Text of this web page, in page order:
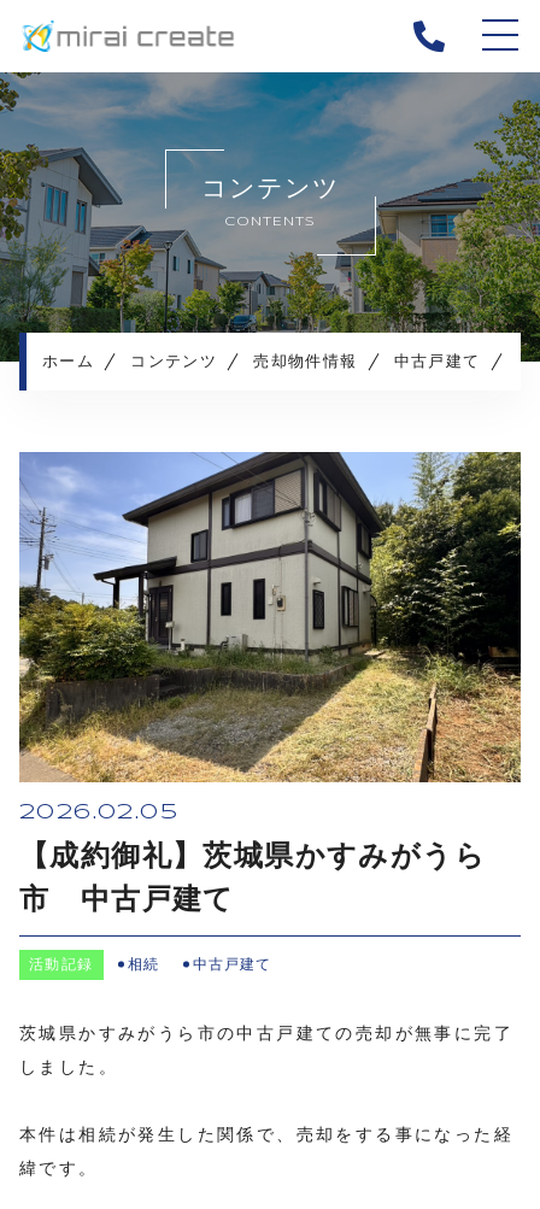
ホーム
当社について
ご相談事例
不動産売却メニュー
お客様の声
売却の流れ
コンテンツ
CONTENTS
ホーム コンテンツ 売却物件情報 中古戸建て
2026.02.05
【成約御礼】茨城県かすみがうら
市 中古戸建て
活動記録 相続 中古戸建て
茨城県かすみがうら市の中古戸建ての売却が無事に完了
しました。
本件は相続が発生した関係で、売却をする事になった経
緯です。